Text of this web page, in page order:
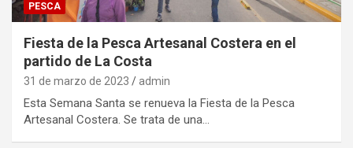
PESCA
Fiesta de la Pesca Artesanal Costera en el
partido de La Costa
31 de marzo de 2023 admin
Esta Semana Santa se renueva la Fiesta de la Pesca
Artesanal Costera. Se trata de una…